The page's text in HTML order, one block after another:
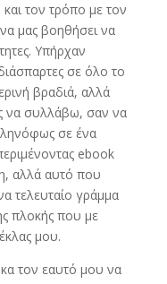
τον τρόπο με τον
μας βοηθήσει να
Υπήρχαν
σε όλο το
βραδιά, αλλά
να συλλάβω, σαν να
σε ένα
ebook
αλλά αυτό που
τελευταίο γράμμα
πλοκής που με
μου.
τον εαυτό μου να